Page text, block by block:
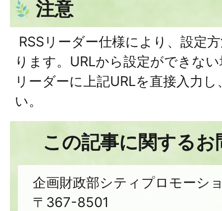
注意
RSSリーダー仕様により、設定
ります。URLから設定ができな
リーダーに上記URLを直接入力
い。
この記事に関する
企画財政部シティプロモーシ
〒367-8501